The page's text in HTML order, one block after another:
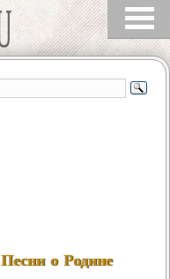
Песни о Родине